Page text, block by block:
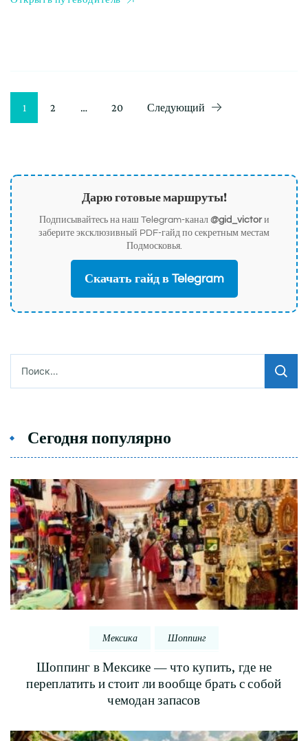
Пагинация
Страница
1 Страница
2 … Страница
20 Следующий
Дарю готовые маршруты!
Подписывайтесь на наш Telegram-канал @gid_victorи
заберите эксклюзивный PDF-гайд по секретным местам
Подмосковья.
Скачать гайд в Telegram
Сегодня популярно
Мексика Шоппинг
Шоппинг в Мексике — что купить, где не
переплатить и стоит ли вообще брать с собой
чемодан запасов